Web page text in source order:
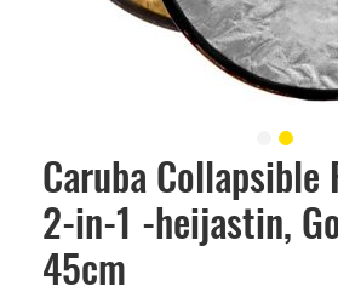
Caruba
2-in-1 -heijastin,
45cm
Skip
beginning
images